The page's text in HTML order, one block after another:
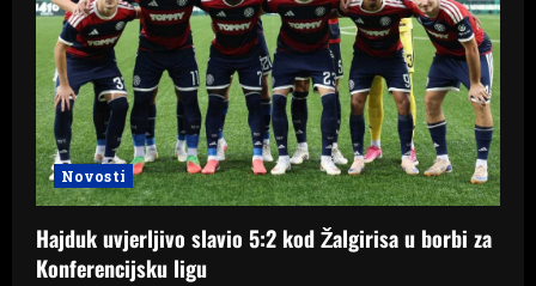
t
i
o
n Novosti
Hajduk uvjerljivo slavio 5:2 kod Žalgirisa u borbi za
Konferencijsku ligu